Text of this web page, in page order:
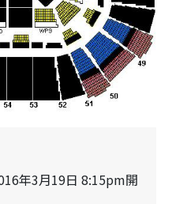
年3月19日 8:15pm開